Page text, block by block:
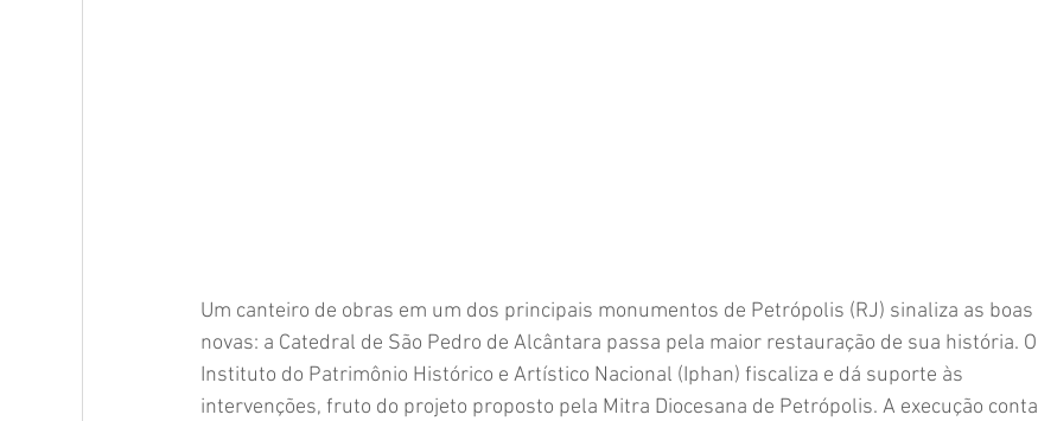
Um canteiro de obras em um dos principais monumentos de Petrópolis (RJ) sinaliza as boas
novas: a Catedral de São Pedro de Alcântara passa pela maior restauração de sua história. O
Instituto do Patrimônio Histórico e Artístico Nacional (Iphan) fiscaliza e dá suporte às
intervenções, fruto do projeto proposto pela Mitra Diocesana de Petrópolis. A execução conta